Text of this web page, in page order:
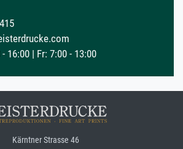
16:00 | Fr: 7:00 - 13:00
Kärntner Strasse 46